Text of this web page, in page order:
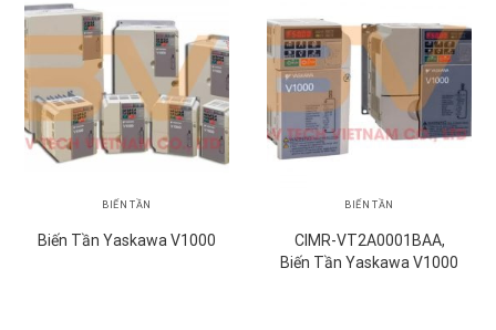
BIẾN TẦN
Biến Tần Yaskawa V1000
BIẾN TẦN
CIMR-VT2A0001BAA,
Biến Tần Yaskawa V1000